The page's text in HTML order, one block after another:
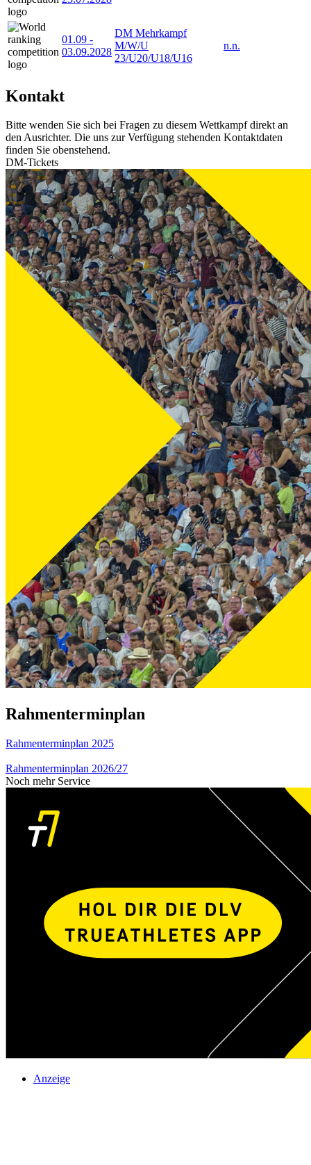
01.09 -
03.09.2028
DM Mehrkampf
M/W/U
23/U20/U18/U16
n.n.
Kontakt
Bitte wenden Sie sich bei Fragen zu diesem Wettkampf direkt an
den Ausrichter. Die uns zur Verfügung stehenden Kontaktdaten
finden Sie obenstehend.
DM-Tickets
Rahmenterminplan
Rahmenterminplan 2025
Rahmenterminplan 2026/27
Noch mehr Service
Anzeige